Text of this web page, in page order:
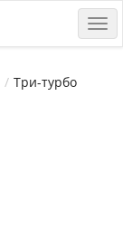
Три-турбо